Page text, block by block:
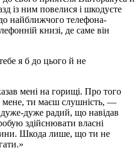
із ним повелися і шкодуєте
найближчого телефона-
книзі, де саме він
я б до цього й не
мені на горищі. Про того
мене, ти маєш слушність, —
дуже радий, що навідав
здійснювати власні
Шкода лише, що ти не